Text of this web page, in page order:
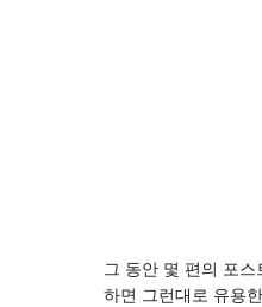
그 동안 몇 편의 포
하면 그런대로 유용